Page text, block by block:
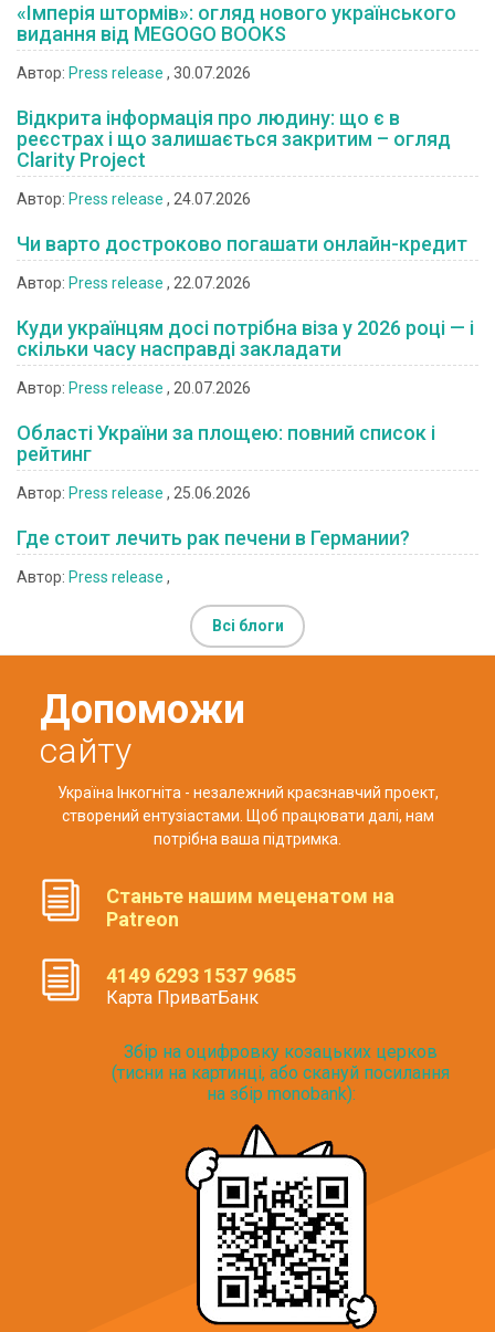
«Імперія штормів»: огляд нового українського
видання від MEGOGO BOOKS
Автор: Press release , 30.07.2026
Відкрита інформація про людину: що є в
реєстрах і що залишається закритим – огляд
Clarity Project
Автор: Press release , 24.07.2026
Чи варто достроково погашати онлайн-кредит
Автор: Press release , 22.07.2026
Куди українцям досі потрібна віза у 2026 році — і
скільки часу насправді закладати
Автор: Press release , 20.07.2026
Області України за площею: повний список і
рейтинг
Автор: Press release , 25.06.2026
Где стоит лечить рак печени в Германии?
Автор: Press release ,
Всі блоги
Допоможи
сайту
Україна Інкогніта - незалежний краєзнавчий проект,
створений ентузіастами. Щоб працювати далі, нам
потрібна ваша підтримка.
Станьте нашим меценатом на
Patreon
4149 6293 1537 9685
Карта ПриватБанк
Збір на оцифровку козацьких церков
(тисни на картинці, або скануй посилання
на збір monobank):